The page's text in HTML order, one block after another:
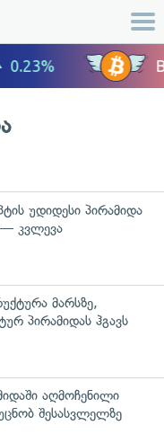
უდიდესი პირამიდა
— კვლევა
მარსზე,
პირამიდას ჰგავს
აღმოჩენილი
შესასვლელზე